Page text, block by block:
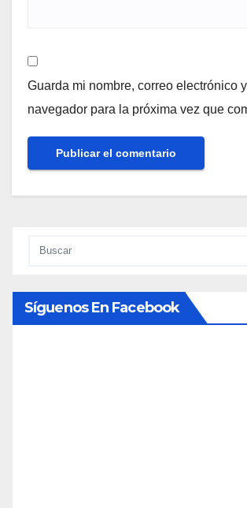
Guarda mi nombre, correo electrónico
navegador para la próxima vez que
Síguenos En Facebook